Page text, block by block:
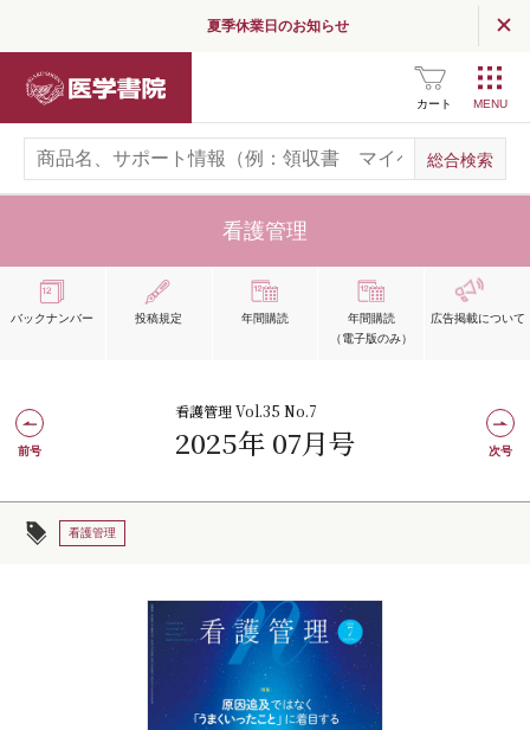
夏季休業日のお知らせ
カート
看護管理
バックナンバー 投稿規定 年間購読
年間購読
（電子版のみ）
広告掲載について
看護管理 Vol.35 No.7
2025年 07月号
前号 次号
看護管理